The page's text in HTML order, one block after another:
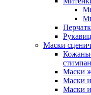
Маски
Маски
Маски
Маски